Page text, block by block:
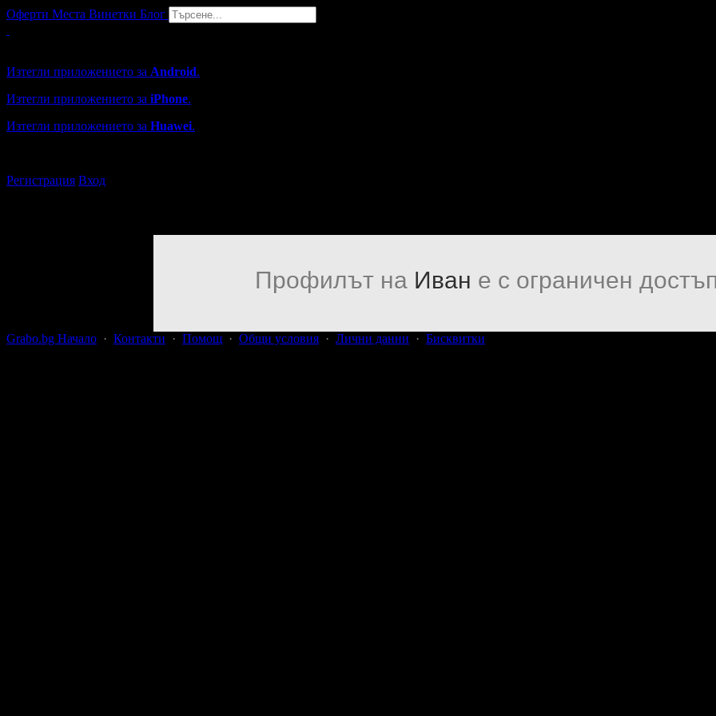
Оферти Места Винетки Блог
Изтегли приложението за Android.
Изтегли приложението за iPhone.
Изтегли приложението за Huawei.
Регистрация Вход
Профилът на Иван е с ограничен
Grabo.bg Начало · Контакти · Помощ · Общи условия · Лични данни · Бисквитки